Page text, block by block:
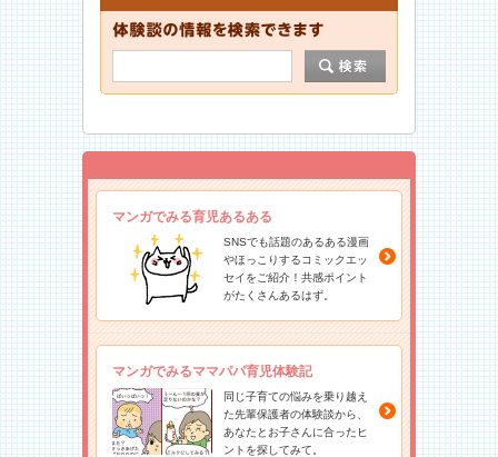
マンガでみる育児あるある
SNSでも話題のあるある漫画
やほっこりするコミックエッ
セイをご紹介！共感ポイント
がたくさんあるはず。
マンガでみるママパパ育児体験記
同じ子育ての悩みを乗り越え
た先輩保護者の体験談から、
あなたとお子さんに合ったヒ
ントを探してみて。